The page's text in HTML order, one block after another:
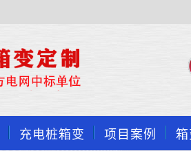
充电桩箱变 项目案例